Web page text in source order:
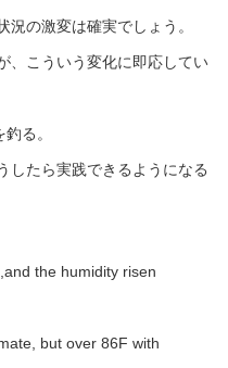
の激変は確実でしょう。
、こういう変化に即応してい
る。
したら実践できるようになる
the humidity risen
but over 86F with